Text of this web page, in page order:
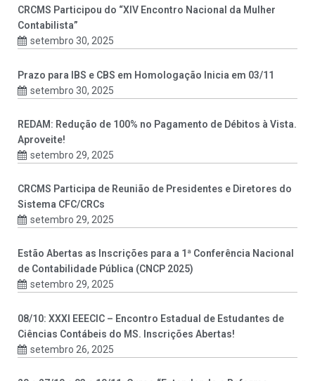
CRCMS Participou do “XIV Encontro Nacional da Mulher
Contabilista”
setembro 30, 2025
Prazo para IBS e CBS em Homologação Inicia em 03/11
setembro 30, 2025
REDAM: Redução de 100% no Pagamento de Débitos à Vista.
Aproveite!
setembro 29, 2025
CRCMS Participa de Reunião de Presidentes e Diretores do
Sistema CFC/CRCs
setembro 29, 2025
Estão Abertas as Inscrições para a 1ª Conferência Nacional
de Contabilidade Pública (CNCP 2025)
setembro 29, 2025
08/10: XXXI EEECIC – Encontro Estadual de Estudantes de
Ciências Contábeis do MS. Inscrições Abertas!
setembro 26, 2025